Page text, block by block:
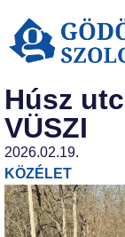
Húsz
VÜSZI
2026.02.19.
KÖZÉLET